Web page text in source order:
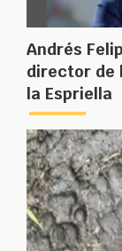
Andrés
director de
la Espriella